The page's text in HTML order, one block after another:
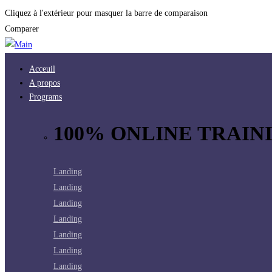
Cliquez à l'extérieur pour masquer la barre de comparaison
Comparer
Acceuil
A propos
Programs
100% ONLINE
Landing
Landing
Landing
Landing
Landing
Landing
Landing